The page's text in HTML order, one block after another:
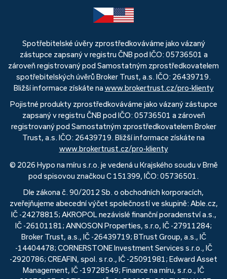
Spotřebitelské úvěry zprostředkováváme jako vázaný
zástupce zapsaný v registru ČNB pod IČO: 05736501 a
zároveň registrovaný pod Samostatným zprostředkovatelem
spotřebitelských úvěrů Broker Trust, a.s. IČO: 26439719.
Bližší informace získáte na www.brokertrust.cz/pro-klienty
Pojistné produkty zprostředkováváme jako vázaný zástupce
zapsaný v registru ČNB pod IČO: 05736501 a zároveň
registrovaný pod Samostatným zprostředkovatelem Broker
Trust, a.s. IČO: 26439719. Bližší informace získáte na
www.brokertrust.cz/pro-klienty
© 2026 Hypo na míru s.r.o. je vedená u Krajského soudu v Brně
pod spisovou značkou C 151399, IČO: 05736501.
Dle zákona č. 90/2012 Sb. o obchodních korporacích,
zveřejňujeme abecední výčet společností ve skupině: Able.cz,
IČ -24278815; AKROPOL nezávislé finanční poradenství a.s.,
IČ -26101181; ANNOSON Properties, s.r.o, IČ -27911284;
Broker Trust, a.s., IČ -26439719; BTrust Group, a.s., IČ
-14404478; CORNERSTONE Investment Services s.r.o., IČ
-2920786; CREAFIN, spol. s r.o., IČ -25091981; Edward Asset
Management, IČ -19728549; Finance na míru, s.r.o., IČ